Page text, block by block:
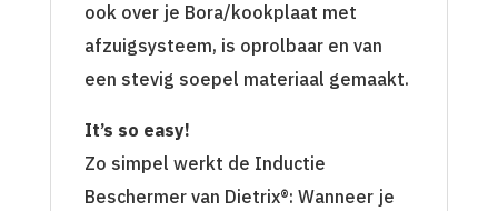
ook over je Bora/kookplaat met
afzuigsysteem, is oprolbaar en van
een stevig soepel materiaal gemaakt.
It’s so easy!
Zo simpel werkt de Inductie
Beschermer van Dietrix®: Wanneer je